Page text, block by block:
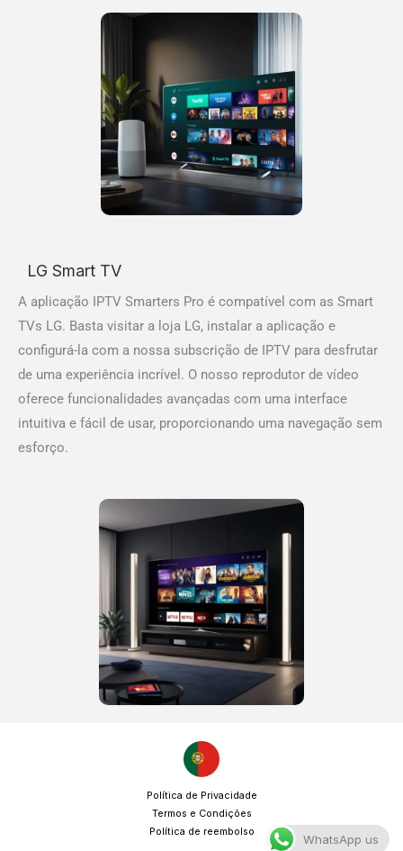
LG Smart TV
A aplicação IPTV Smarters Pro é compatível com as Smart
TVs LG. Basta visitar a loja LG, instalar a aplicação e
configurá-la com a nossa subscrição de IPTV para desfrutar
de uma experiência incrível. O nosso reprodutor de vídeo
oferece funcionalidades avançadas com uma interface
intuitiva e fácil de usar, proporcionando uma navegação sem
esforço.
Política de Privacidade
Termos e Condições
Política de reembolso
WhatsApp us